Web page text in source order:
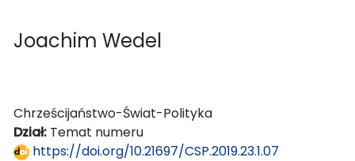
Joachim Wedel
Chrześcijaństwo-Świat-Polityka
Dział: Temat numeru
https://doi.org/10.21697/CSP.2019.23.1.07